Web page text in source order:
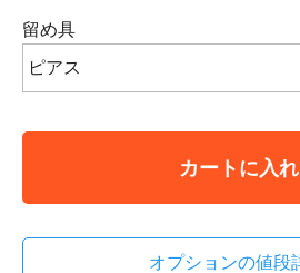
留め具
カートに入
オプションの値段